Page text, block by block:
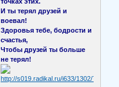
И ты терял друзей и
воевал!
Здоровья тебе, бодрости и
счастья,
Чтобы друзей ты больше
не терял!